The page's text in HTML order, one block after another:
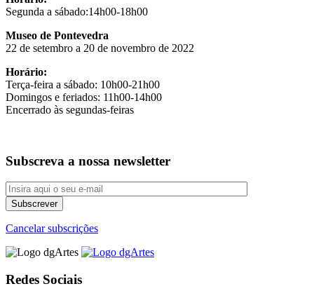
Segunda a sábado:14h00-18h00
Museo de Pontevedra
22 de setembro a 20 de novembro de 2022
Horário:
Terça-feira a sábado: 10h00-21h00
Domingos e feriados: 11h00-14h00
Encerrado às segundas-feiras
Subscreva a nossa newsletter
Cancelar subscrições
Redes Sociais